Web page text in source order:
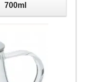
700ml